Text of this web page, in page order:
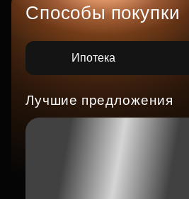
Способы покупки
Ипотека
Лучшие предложения